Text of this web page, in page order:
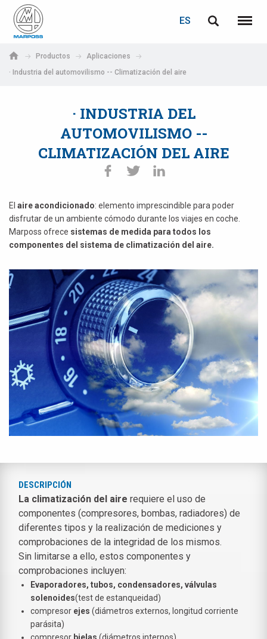
S.p.A.
ES
Menú
Productos
Aplicaciones
· Industria del automovilismo -- Climatización del aire
· INDUSTRIA DEL
AUTOMOVILISMO --
CLIMATIZACIÓN DEL AIRE
El aire acondicionado: elemento imprescindible para poder
disfrutar de un ambiente cómodo durante los viajes en coche.
Marposs ofrece sistemas de medida para todos los
componentes del sistema de climatización del aire.
DESCRIPCIÓN
La climatización del aire requiere el uso de
componentes (compresores, bombas, radiadores) de
diferentes tipos y la realización de mediciones y
comprobaciones de la integridad de los mismos.
Sin limitarse a ello, estos componentes y
comprobaciones incluyen:
Evaporadores, tubos, condensadores, válvulas
solenoides(test de estanqueidad)
compresor ejes (diámetros externos, longitud corriente
parásita)
compresor bielas (diámetros internos)
Deutsch
Français
Español
日本語 (Japanese)
한국어 (Korean)
ACCEDER
Correo electrónico
Si aún no está registrado, puede hacerlo ahora: ¡es gratis!